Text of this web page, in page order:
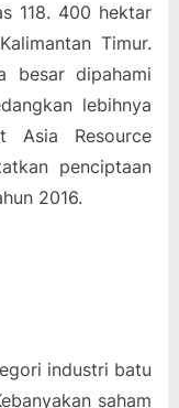
118. 400 hektar
Timur.
besar dipahami
lebihnya
Asia Resource
penciptaan
2016.
industri batu
saham